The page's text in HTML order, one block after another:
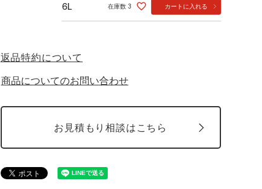
6L 在庫数 3 カートに入れる
返品特約について
商品についてのお問い合わせ
お見積もり相談はこちら